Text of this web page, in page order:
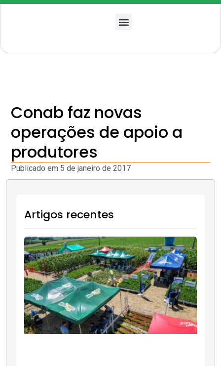
Conab faz novas
operações de apoio a
produtores
Publicado em 5 de janeiro de 2017
Artigos recentes